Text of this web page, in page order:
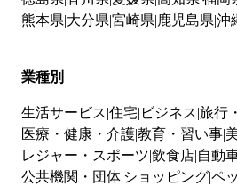
熊本県 大分県 宮崎県 鹿児島県 沖
業種別
生活サービス 住宅 ビジネス 旅行
医療・健康・介護教育・習い事
レジャー・スポーツ 飲食店 自動
公共機関・団体 ショッピングペ